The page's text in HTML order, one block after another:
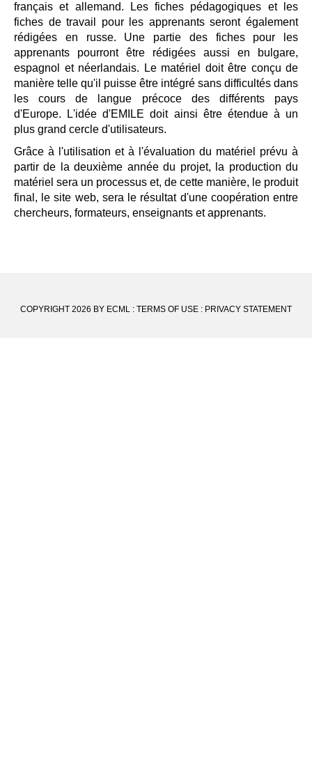
français et allemand. Les fiches pédagogiques et les
fiches de travail pour les apprenants seront également
rédigées en russe. Une partie des fiches pour les
apprenants pourront être rédigées aussi en bulgare,
espagnol et néerlandais. Le matériel doit être conçu de
manière telle qu'il puisse être intégré sans difficultés dans
les cours de langue précoce des différents pays
d'Europe. L'idée d'EMILE doit ainsi être étendue à un
plus grand cercle d'utilisateurs.
Grâce à l'utilisation et à l'évaluation du matériel prévu à
partir de la deuxième année du projet, la production du
matériel sera un processus et, de cette manière, le produit
final, le site web, sera le résultat d'une coopération entre
chercheurs, formateurs, enseignants et apprenants.
COPYRIGHT 2026 BY ECML : TERMS OF USE : PRIVACY STATEMENT